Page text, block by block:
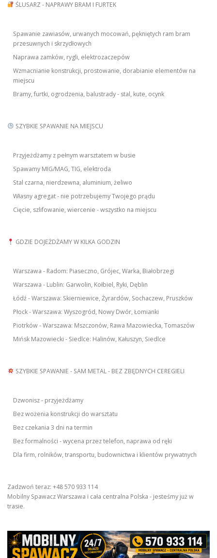
ŚLUSARZ - NAPRAWY BRAM I FURTEK
Spawanie zawiasów, urwanych mocowań, pękniętych ram bram
przesuwnych i skrzydłowych
Naprawa zamków, rygli, elektrozaczepów
Wzmacnianie konstrukcji, prostowanie, dorabianie elementów na
miejscu
Bramy, furtki, ogrodzenia, balustrady - stal, kute, ocynk
SZYBKIE SPAWANIE NA MIEJSCU
Przyjeżdżamy z pełnym warsztatem w busie
Spawamy MIG/MAG, TIG, elektroda
Stal czarna, nierdzewna, aluminium, żeliwo
Własny agregat - nie potrzebujemy Twojego prądu
Cięcie, szlifowanie, wiercenie - wszystko na miejscu
GDZIE DOJEŻDŻAMY W KILKA GODZIN
Warszawa - Radom: Piaseczno, Grójec, Warka, Białobrzegi
Warszawa - Lublin: Garwolin, Kołbiel, Ryki, Dęblin
Łódź - Warszawa: Skierniewice, Żyrardów, Sochaczew, Pruszków
Płock - Warszawa: Wyszogród, Nowy Dwór, Łomianki
Piotrków - Warszawa: Mszczonów, Rawa Mazowiecka, Tomaszów
Mińsk Mazowiecki - Siedlce: Halinów, Kałuszyn, Siedlce
SZYBKIE SPAWANIE - SAM METAL - BEZ ZBĘDNYCH CEREGIELI
Dzwonisz - przyjeżdżamy
Bez wożenia konstrukcji do warsztatu
Bez czekania 3 dni na termin
Bez formalności - wycena przez telefon, naprawa od ręki
Dla firm, rolników, transportu, budownictwa i klientów prywatnych
Zadzwoń teraz: +48 570 933 114
Mobilny Spawacz Warszawa i cała centralna Polska - jesteśmy już w
trasie.